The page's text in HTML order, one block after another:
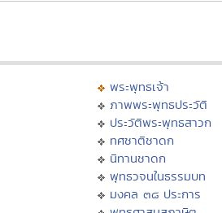
พระพุทธเจ้า
ภาพพระพุทธประวัติ
ประวัติพระพุทธสาวก
ทศชาติชาดก
นิทานชาดก
พุทธวจนในธรรมบท
มงคล ๓๘ ประการ